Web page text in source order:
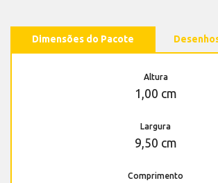
Dimensões do Pacote
Altura
1,00 cm
Largura
9,50 cm
Comprimento